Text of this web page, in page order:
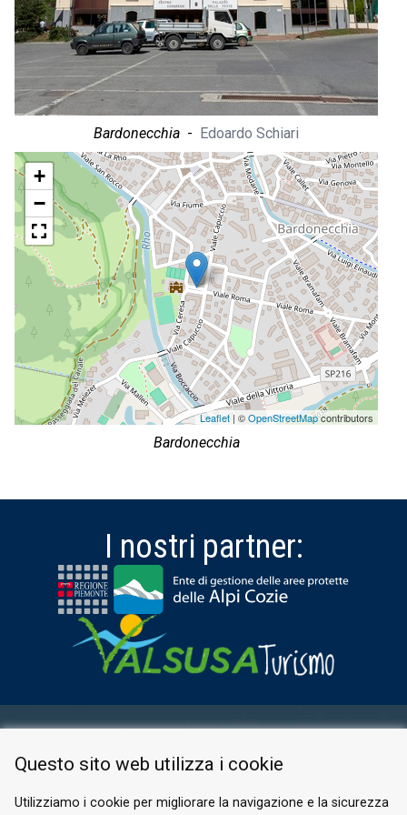
Bardonecchia - Edoardo Schiari
+
−
Leaflet | ©OpenStreetMapcontributors
Bardonecchia
I nostri partner:
PRIVACY POLICY
Questo sito web utilizza i cookie
Utilizziamo i cookie per migliorare la navigazione e la sicurezza